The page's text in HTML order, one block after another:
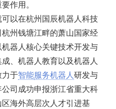
作用。
以在杭州国辰机器人科技
州钱塘江畔的萧山国家经
器人核心关键技术开发与
、机器人教育以及机器人
力于智能服务机器人研发与
司成功申报浙江省重大科
海外高层次人才引进基